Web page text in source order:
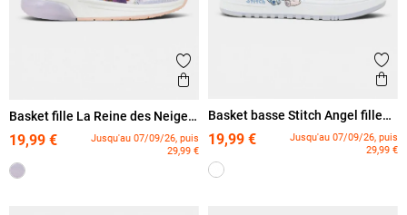
Ajouter aux favoris
Aperçu rapide
Basket fille La Reine des Neiges
19,99 €
Jusqu'au 07/09/26, puis
29,99 €
Basket basse Stitch Angel fille
19,99 €
Jusqu'au 07/09/26, puis
29,99 €